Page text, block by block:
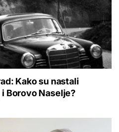
Kako su nastali
Borovo Naselje?